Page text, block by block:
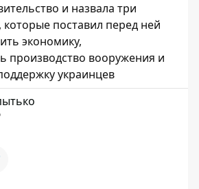
и назвала три
которые поставил перед ней
экономику,
производство вооружения и
украинцев